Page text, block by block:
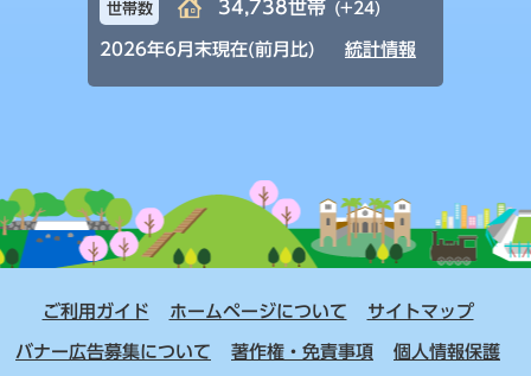
世帯数 34,738世帯 (+24)
2026年6月末現在(前月比) 統計情報
ご利用ガイド ホームページについて サイトマップ
バナー広告募集について 著作権・免責事項 個人情報保護